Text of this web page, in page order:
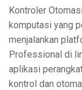
Kontroler
komputasi yang
menjalankan
Professional di
aplikasi
kontrol dan